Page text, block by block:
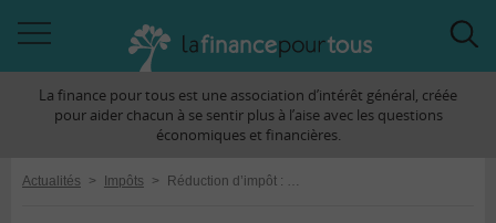
àLa finance pour tous est une association d’intérêt général, créée
pour aider chacun à se sentir plus à l’aise avec les questions
économiques et financières.
Actualités > Impôts > Réduction d’impôt : une avance versée mi-janvier 2023